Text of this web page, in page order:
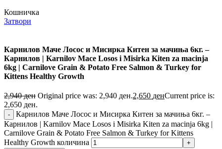
Кошничка
Затвори
Карнилов Маче Лосос и Мисирка Китен за мачиња 6кг. –
Карнилов | Karnilov Mace Losos i Misirka Kiten za macinja
6kg | Carnilove Grain & Potato Free Salmon & Turkey for
Kittens Healthy Growth
2,940ден Original price was: 2,940 ден.2,650 денCurrent price is:
2,650 ден.
Карнилов Маче Лосос и Мисирка Китен за мачиња 6кг. –
Карнилов | Karnilov Mace Losos i Misirka Kiten za macinja 6kg |
Carnilove Grain & Potato Free Salmon & Turkey for Kittens
Healthy Growth количина